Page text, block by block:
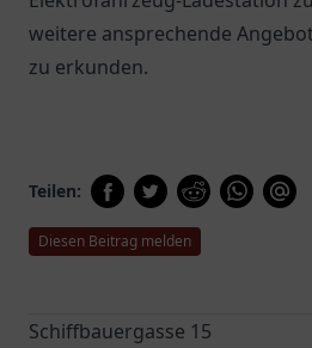
weitere ansprechende
zu erkunden.
Teilen:
Diesen Beitrag melden
Schiffbauergasse 15